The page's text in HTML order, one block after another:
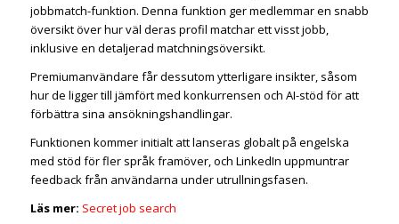
jobbmatch-funktion. Denna funktion ger medlemmar en snabb
översikt över hur väl deras profil matchar ett visst jobb,
inklusive en detaljerad matchningsöversikt.
Premiumanvändare får dessutom ytterligare insikter, såsom
hur de ligger till jämfört med konkurrensen och AI-stöd för att
förbättra sina ansökningshandlingar.
Funktionen kommer initialt att lanseras globalt på engelska
med stöd för fler språk framöver, och LinkedIn uppmuntrar
feedback från användarna under utrullningsfasen.
Läs mer: Secret job search